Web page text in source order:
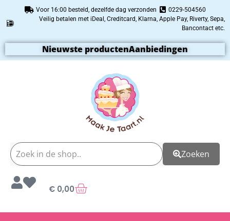
Voor 16:00 besteld, dezelfde dag verzonden
0229-504560
Veilig betalen met iDeal, Creditcard, Klarna, Apple Pay, Riverty, Sepa,
Bancontact etc.
Nieuwste productenAanbiedingen
Zoeken
€ 0,00